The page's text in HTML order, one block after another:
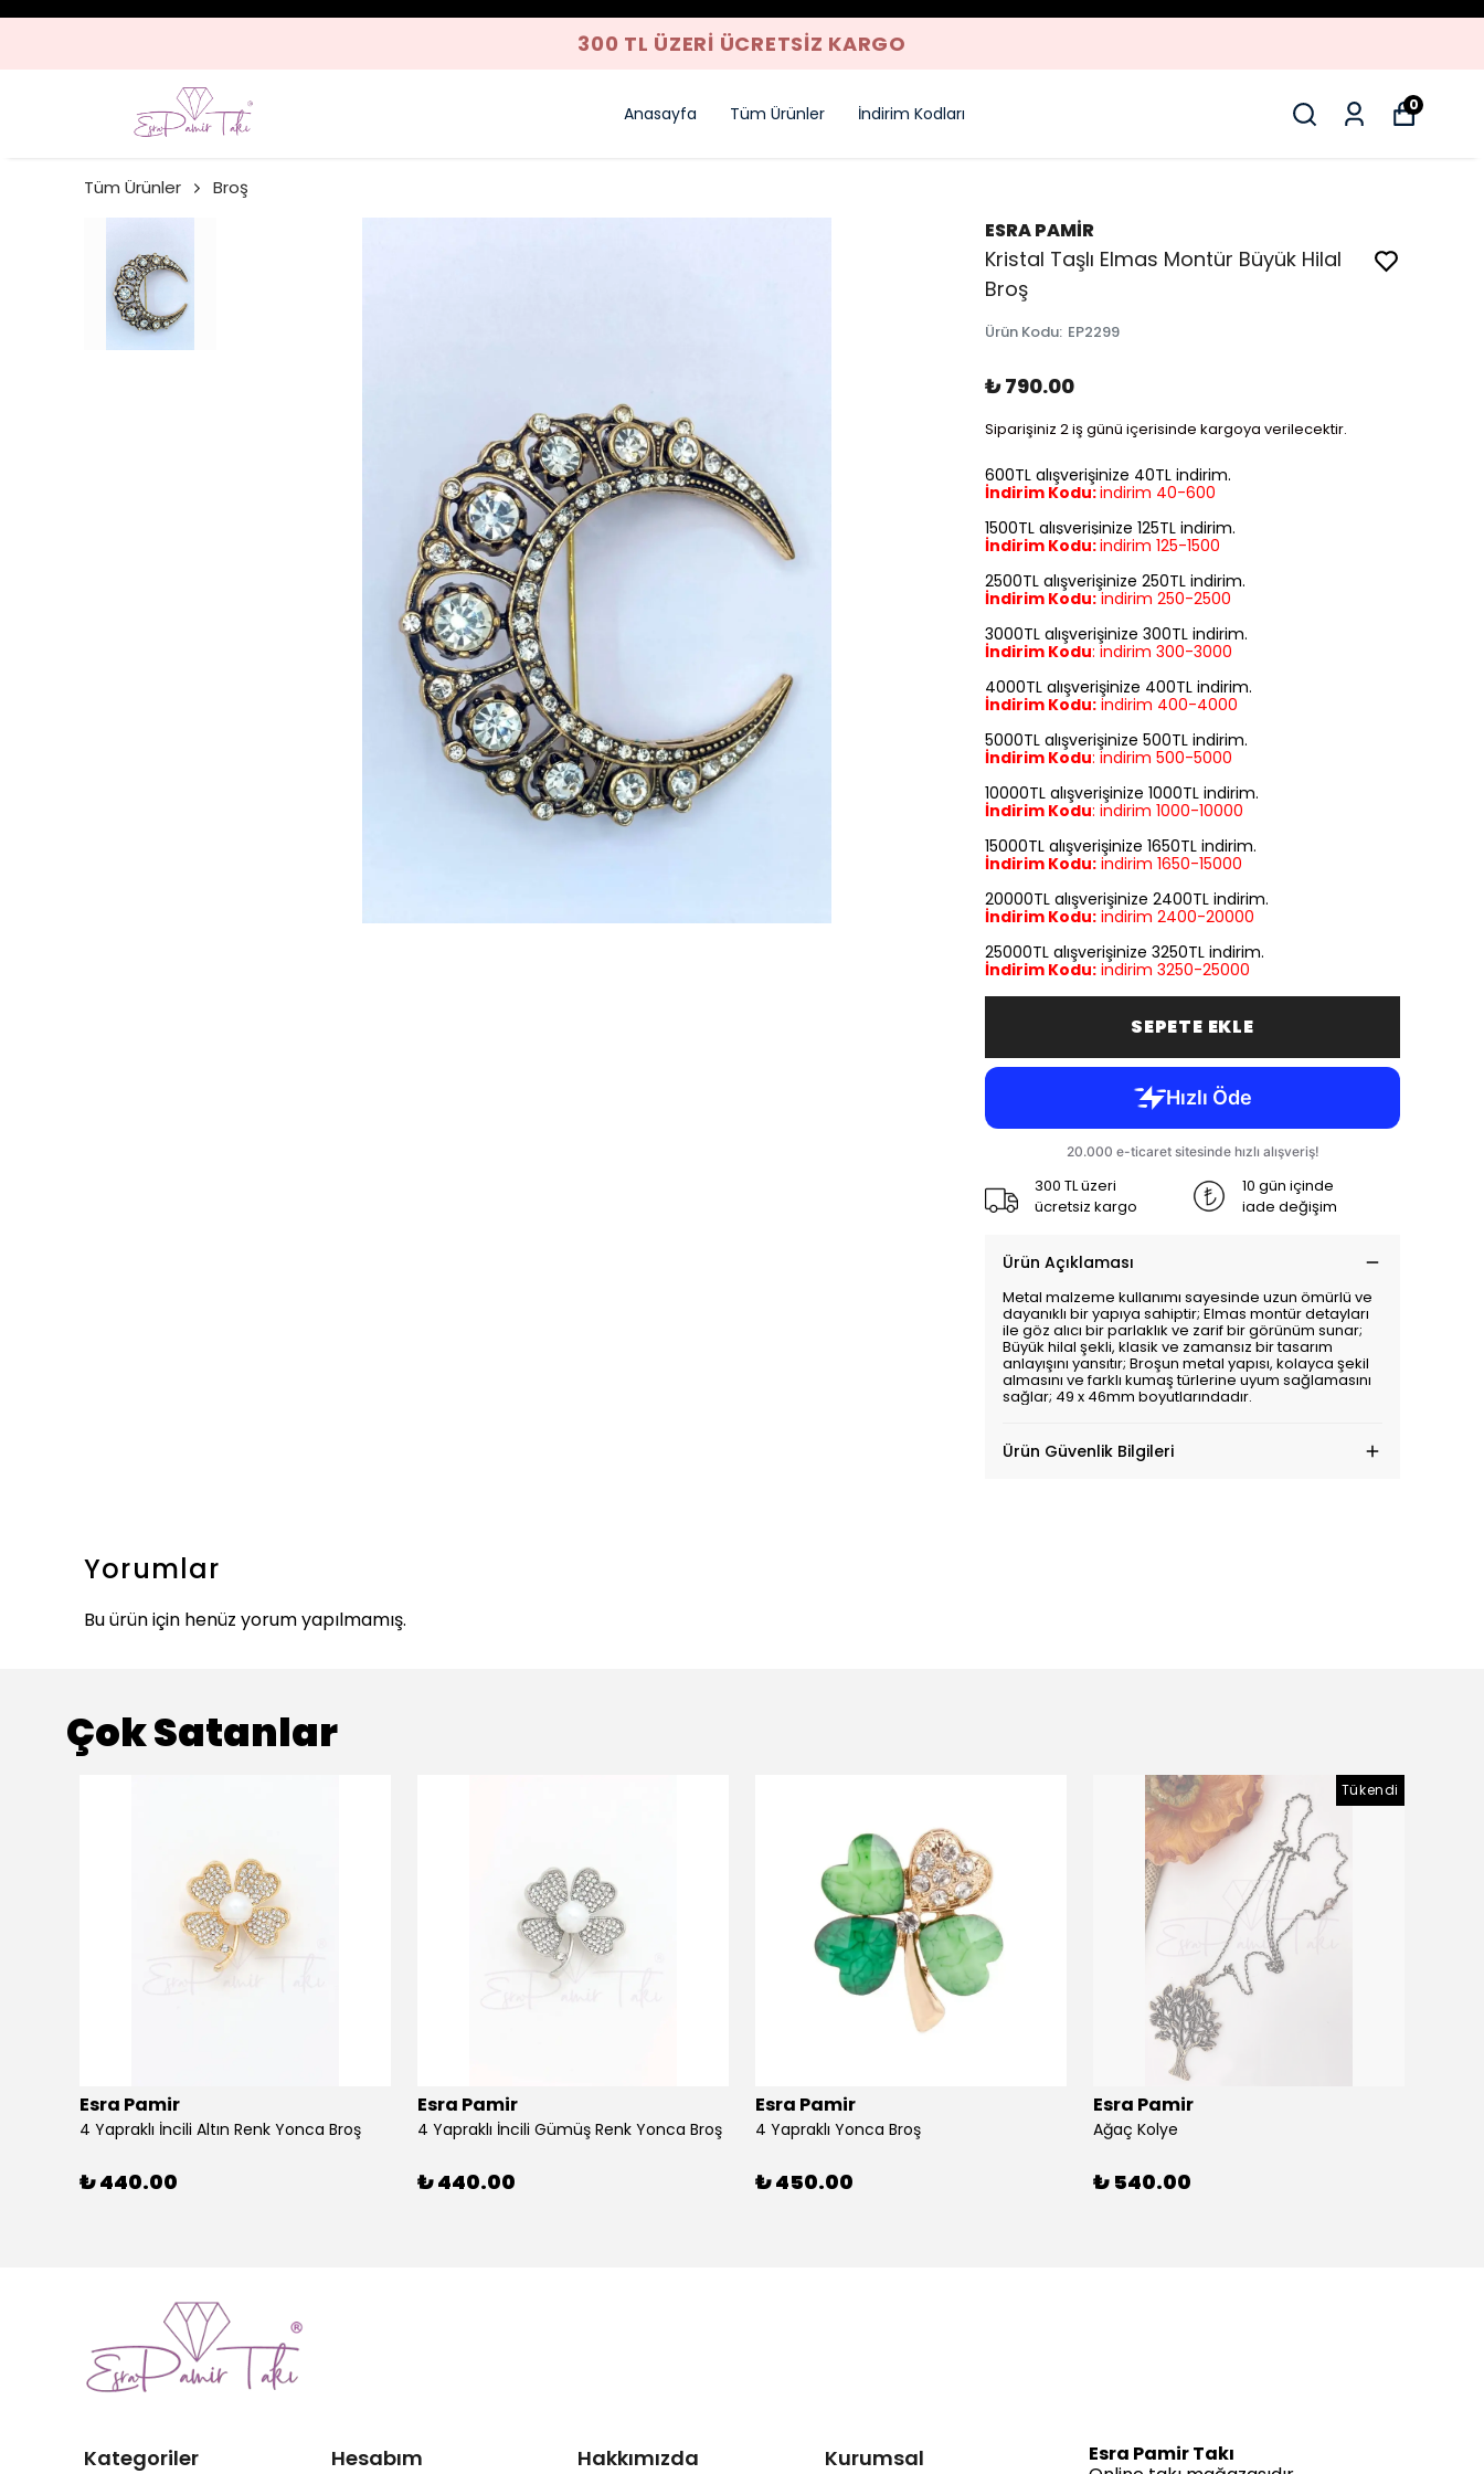
300 TL ÜZERI ÜCRETSIZ KARGO
Anasayfa Tüm Ürünler İndirim Kodları 0
Tüm Ürünler Broş
ESRA PAMİR
Kristal Taşlı Elmas Montür Büyük Hilal
Broş
Ürün Kodu: EP2299
₺ 790.00
Siparişiniz 2 iş günü içerisinde kargoya verilecektir.
600TL alışverişinize 40TL indirim.
İndirim Kodu:indirim 40-600
1500TL alışverişinize 125TL indirim.
İndirim Kodu:indirim 125-1500
2500TL alışverişinize 250TL indirim.
İndirim Kodu: indirim 250-2500
3000TL alışverişinize 300TL indirim.
İndirim Kodu: indirim 300-3000
4000TL alışverişinize 400TL indirim.
İndirim Kodu: indirim 400-4000
5000TL alışverişinize 500TL indirim.
İndirim Kodu: indirim 500-5000
10000TL alışverişinize 1000TL indirim.
İndirim Kodu: indirim 1000-10000
15000TL alışverişinize 1650TL indirim.
İndirim Kodu: indirim 1650-15000
20000TL alışverişinize 2400TL indirim.
İndirim Kodu: indirim 2400-20000
25000TL alışverişinize 3250TL indirim.
İndirim Kodu: indirim 3250-25000
SEPETE EKLE
300 TL üzeri
ücretsiz kargo
10 gün içinde
iade değişim
Ürün Açıklaması
Metal malzeme kullanımı sayesinde uzun ömürlü ve
dayanıklı bir yapıya sahiptir; Elmas montür detayları
ile göz alıcı bir parlaklık ve zarif bir görünüm sunar;
Büyük hilal şekli, klasik ve zamansız bir tasarım
anlayışını yansıtır; Broşun metal yapısı, kolayca şekil
almasını ve farklı kumaş türlerine uyum sağlamasını
sağlar; 49 x 46mm boyutlarındadır.
Ürün Güvenlik Bilgileri
Yorumlar
Bu ürün için henüz yorum yapılmamış.
Çok Satanlar
Esra Pamir
4 Yapraklı İncili Altın Renk Yonca Broş
₺ 440.00
Esra Pamir
4 Yapraklı İncili Gümüş Renk Yonca Broş
₺ 440.00
Esra Pamir
4 Yapraklı Yonca Broş
₺ 450.00
Tükendi
Esra Pamir
Ağaç Kolye
₺ 540.00
Kategoriler Hesabım Hakkımızda Kurumsal
Esra Pamir Takı